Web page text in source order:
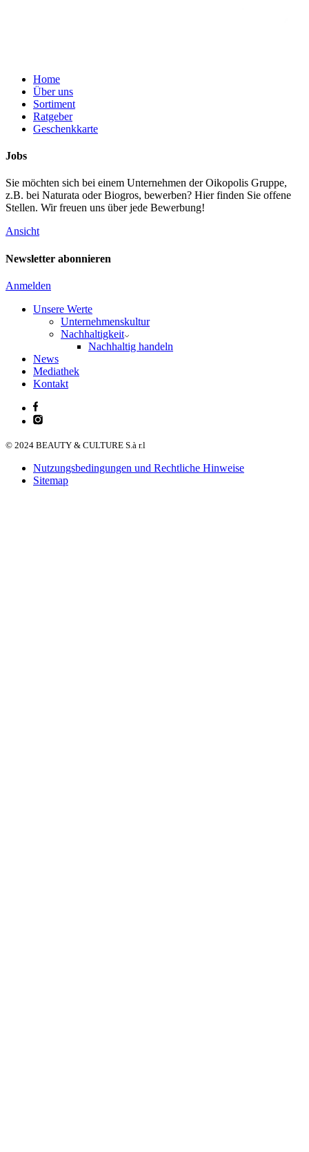
Home
Über uns
Sortiment
Ratgeber
Geschenkkarte
Jobs
Sie möchten sich bei einem Unternehmen der Oikopolis Gruppe,
z.B. bei Naturata oder Biogros, bewerben? Hier finden Sie offene
Stellen. Wir freuen uns über jede Bewerbung!
Ansicht
Newsletter abonnieren
Anmelden
Unsere Werte
Unternehmenskultur
Nachhaltigkeit
Nachhaltig handeln
News
Mediathek
Kontakt
© 2024 BEAUTY & CULTURE S.à r.l
Nutzungsbedingungen und Rechtliche Hinweise
Sitemap